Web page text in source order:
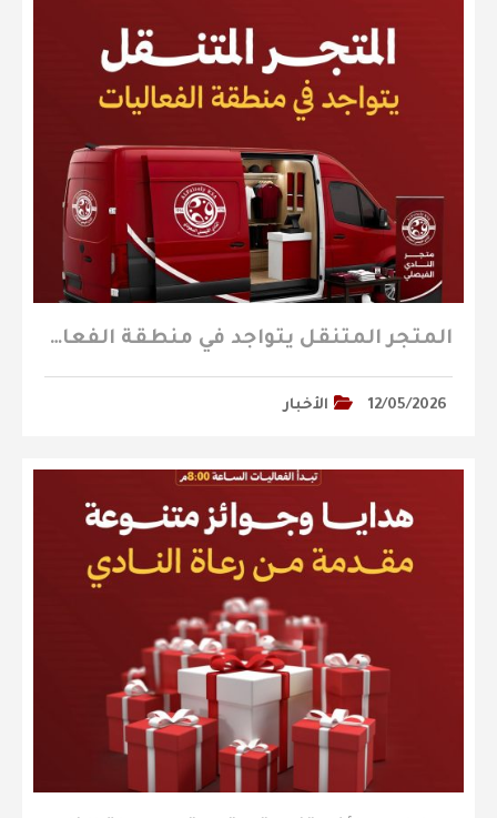
المتجر المتنقل يتواجد في منطقة الفعاليات المصاحبة لمباراة الباطن
12/05/2026 الأخبار